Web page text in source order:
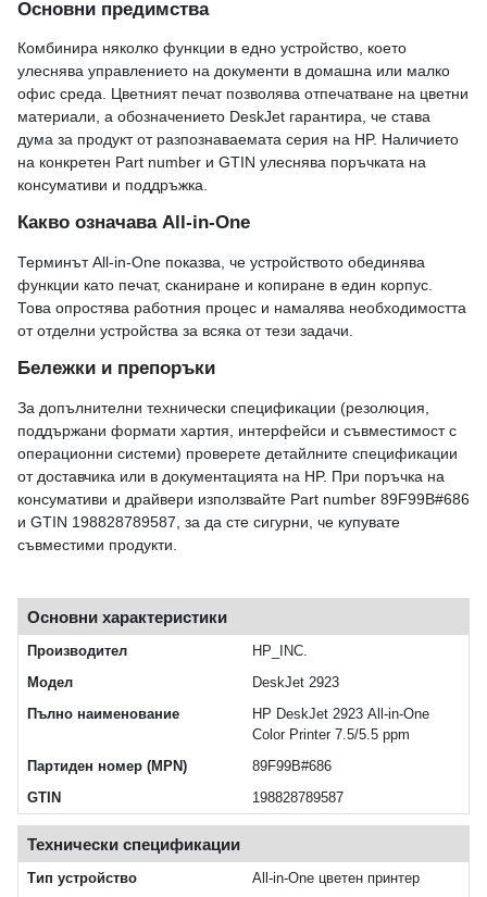
Основни предимства
Комбинира няколко функции в едно устройство, което
улеснява управлението на документи в домашна или малко
офис среда. Цветният печат позволява отпечатване на цветни
материали, а обозначението DeskJet гарантира, че става
дума за продукт от разпознаваемата серия на HP. Наличието
на конкретен Part number и GTIN улеснява поръчката на
консумативи и поддръжка.
Какво означава All‑in‑One
Терминът All‑in‑One показва, че устройството обединява
функции като печат, сканиране и копиране в един корпус.
Това опростява работния процес и намалява необходимостта
от отделни устройства за всяка от тези задачи.
Бележки и препоръки
За допълнителни технически спецификации (резолюция,
поддържани формати хартия, интерфейси и съвместимост с
операционни системи) проверете детайлните спецификации
от доставчика или в документацията на HP. При поръчка на
консумативи и драйвери използвайте Part number 89F99B#686
и GTIN 198828789587, за да сте сигурни, че купувате
съвместими продукти.
Основни характеристики
Производител
HP_INC.
Модел
DeskJet 2923
Пълно наименование
HP DeskJet 2923 All-in-One
Color Printer 7.5/5.5 ppm
Партиден номер (MPN)
89F99B#686
GTIN
198828789587
Технически спецификации
Тип устройство All-in-One цветен принтер